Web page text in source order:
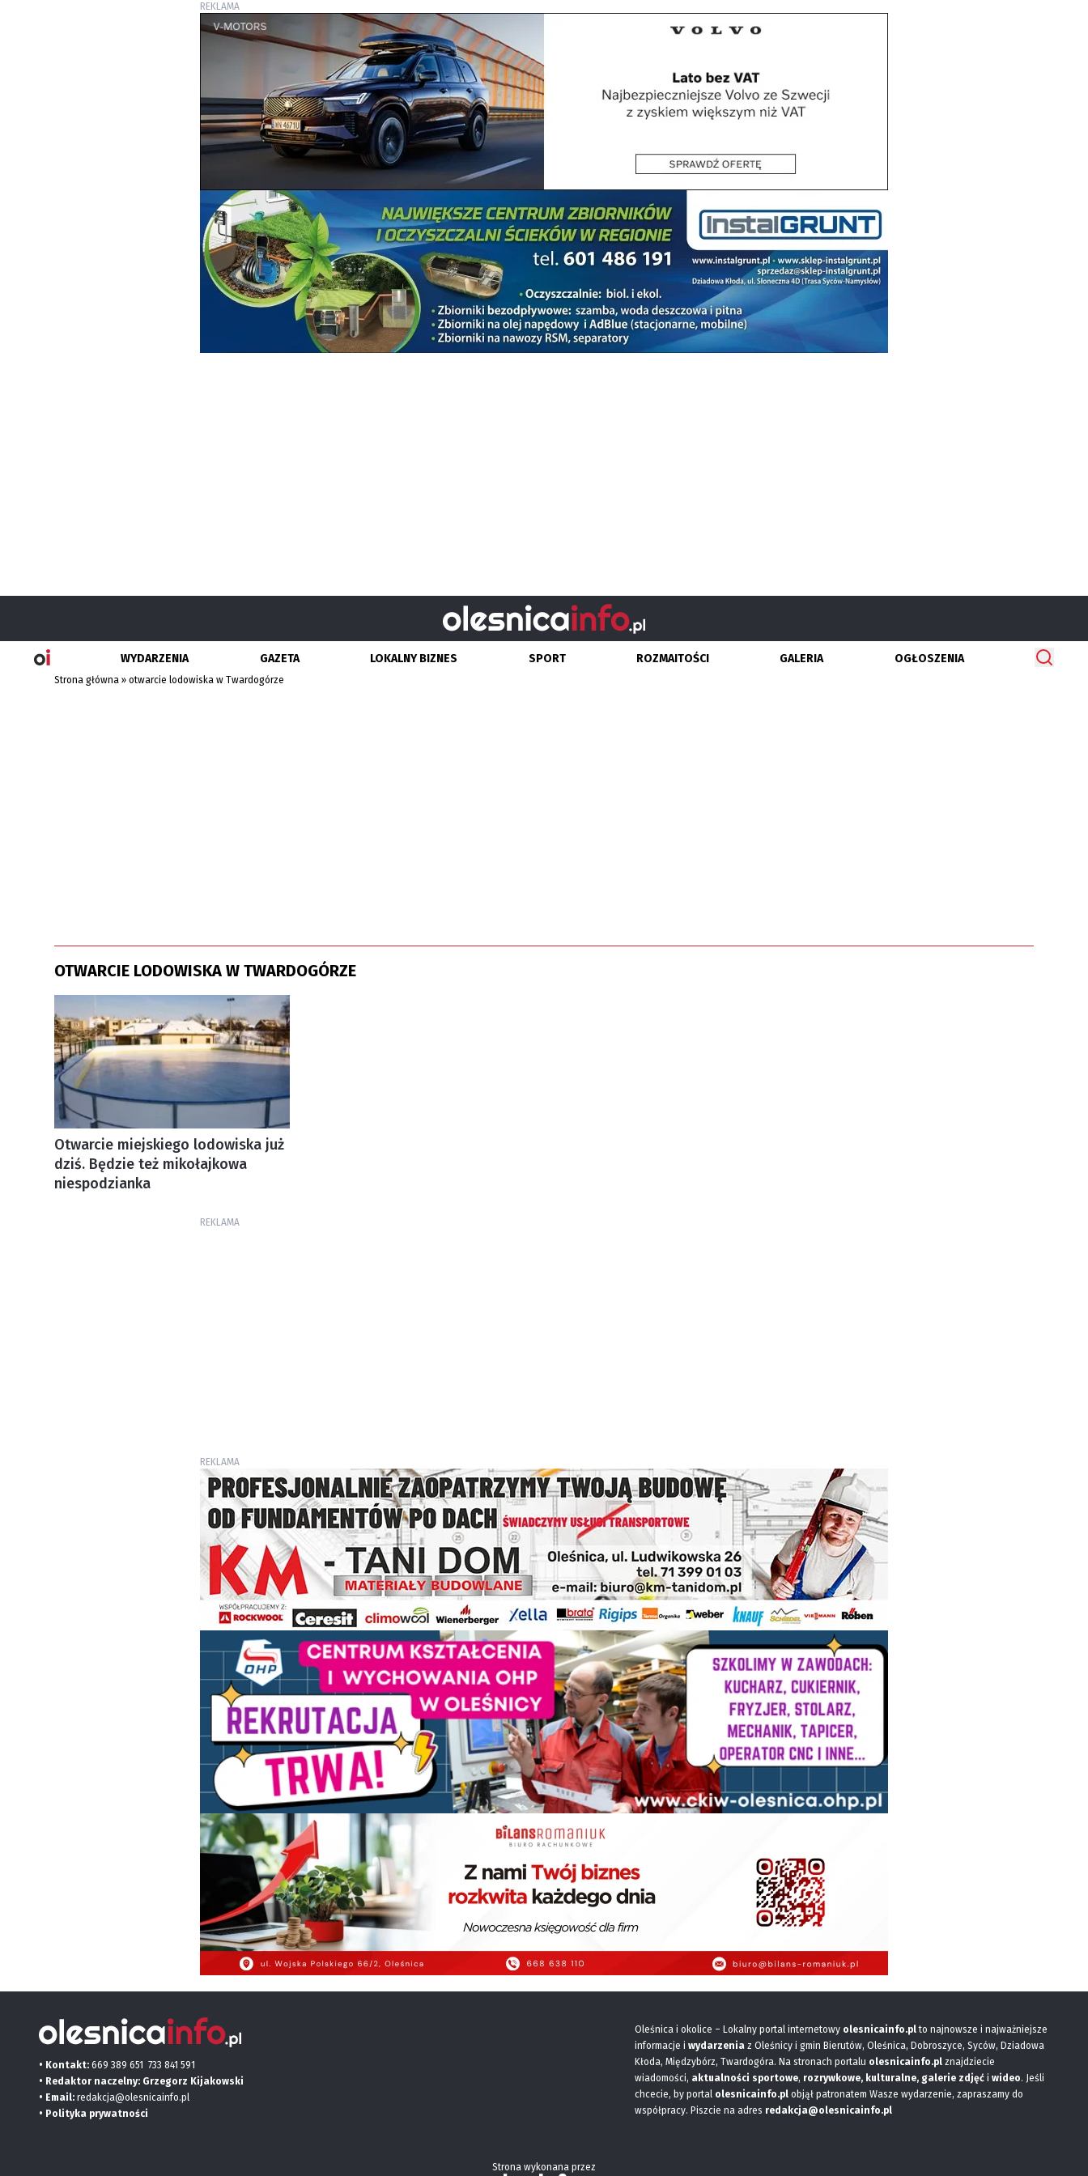
REKLAMA
WYDARZENIA GAZETA LOKALNY BIZNES SPORT ROZMAITOŚCI GALERIA OGŁOSZENIA
Strona główna »otwarcie lodowiska w Twardogórze
OTWARCIE LODOWISKA W TWARDOGÓRZE
Otwarcie miejskiego lodowiska już
dziś. Będzie też mikołajkowa
niespodzianka
REKLAMA
REKLAMA
• Kontakt: 669 389 651 733 841 591
• Redaktor naczelny: Grzegorz Kijakowski
• Email: redakcja@olesnicainfo.pl
• Polityka prywatności
Oleśnica i okolice – Lokalny portal internetowy olesnicainfo.plto najnowsze i najważniejsze
informacje i wydarzenia z Oleśnicy i gmin Bierutów, Oleśnica, Dobroszyce, Syców, Dziadowa
Kłoda, Międzybórz, Twardogóra. Na stronach portalu olesnicainfo.pl znajdziecie
wiadomości, aktualności sportowe, rozrywkowe, kulturalne, galerie zdjęć i wideo. Jeśli
chcecie, by portal olesnicainfo.pl objął patronatem Wasze wydarzenie, zapraszamy do
współpracy. Piszcie na adres redakcja@olesnicainfo.pl
Strona wykonana przez